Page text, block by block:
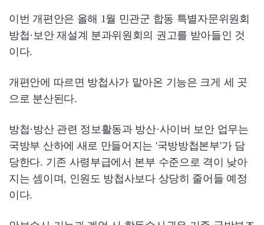
이번 개편안은 올해 1월 민관군 합동 특별자문위원회
방첩·보안 재설계 분과위원회의 권고를 받아들인 것
이다.
개편안에 따르면 방첩사가 맡아온 기능은 크게 세 곳
으로 분산된다.
방첩·방산 관련 정보활동과 방산·사이버 보안 업무는
국방부 산하에 새로 만들어지는 '국방방첩본부'가 담
당한다. 기존 사령부급에서 본부 수준으로 격이 낮아
지는 셈이며, 인원도 방첩사보다 상당히 줄어들 예정
이다.